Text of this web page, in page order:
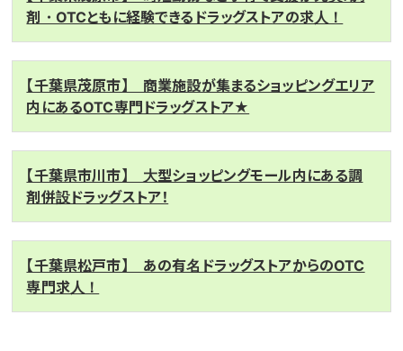
剤・OTCともに経験できるドラッグストアの求人！
【千葉県茂原市】 商業施設が集まるショッピングエリア
内にあるOTC専門ドラッグストア★
【千葉県市川市】 大型ショッピングモール内にある調
剤併設ドラッグストア！
【千葉県松戸市】 あの有名ドラッグストアからのOTC
専門求人！